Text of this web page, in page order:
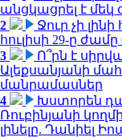
անցկացրել է մեկ
2
Ջուր չի
հուլիսի 29-ը ժամը
3
Ո՞րն է
Ալեքսանյանի
մանրամասներ
4
Խստորեն
Ռուբինյանի
լինելը. Դանիել